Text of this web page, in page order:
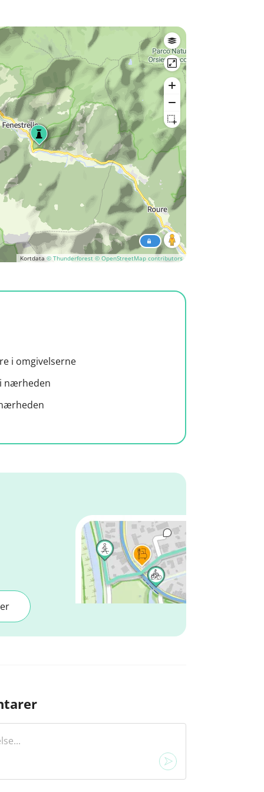
Kortdata© Thunderforest © OpenStreetMap contributors
i omgivelserne
nærheden